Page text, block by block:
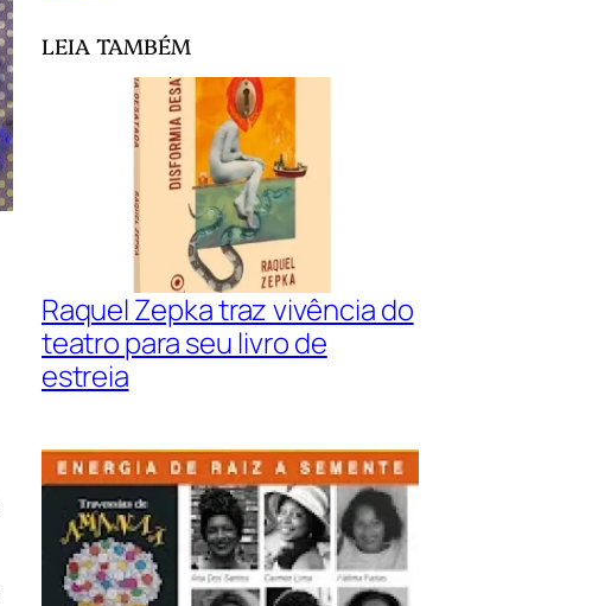
LEIA TAMBÉM
Raquel Zepka traz vivência do
teatro para seu livro de
estreia